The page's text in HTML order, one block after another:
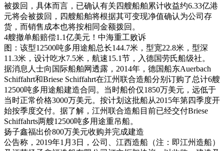
被拨回，具体而言，已确认有关四艘船舶累计收益约6.33亿港
元将会被拨回，四艘船舶将根据其可变现净值确认为公司存
货，而销售成本也将按相同金额拨回。
4艘撤单船赔偿1.1亿美元！中海重工败诉
图：该型12500吨多用途船总长144.7米，型宽22.8米，型深
11.3米，设计吃水7.5米，航速15.1节，入德国劳氏船级社。
据消息人士向国际船舶网透露，2014年，德国船东Auerbach
Schiffahrt和Briese Schiffahrt在江州联合造船分别订购了总计6艘
12500吨多用途船建造合同。当时船价仅1850万美元，远低于
当时正常价格3000万美元。按计划这批船从2015年第四季度开
始按季度交付。据了解，江州联合造船目前已经交付Briese
Schiffahrts两艘12500吨多用途重吊船。
扬子鑫福出价800万美元收购并完成建造
公告称，2019年1月3日，公司、江西造船（注：即江州造船）